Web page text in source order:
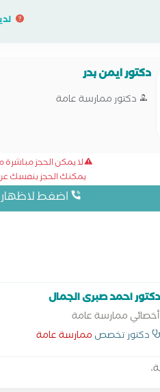
دكتور ايمن بدر
دكتور ممارسة عامة
لا يمكن الحجز
يمكنك الحجز بنفسك عن
اضغط لاظهار
دكتور احمد صبرى الجمال
أخصائي ممارسة عامة
دكتور تخصص ممارسة عامة